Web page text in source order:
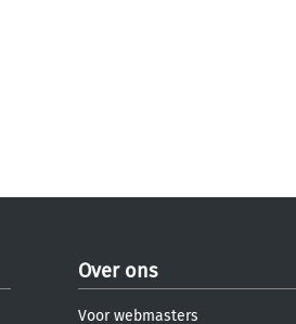
Over ons
Voor webmasters